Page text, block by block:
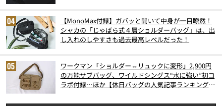
【MonoMax付録】ガバッと開いて中身が一目瞭然！
シャカの「じゃばら式４層ショルダーバッグ」は、出
し入れのしやすさも過去最高レベルだった！
ワークマン「ショルダー⇔リュックに変形」2,900円
の万能サブバッグ、ワイルドシングス“水に強い”初コ
ラボ付録…ほか【休日バッグの人気記事ランキングベ